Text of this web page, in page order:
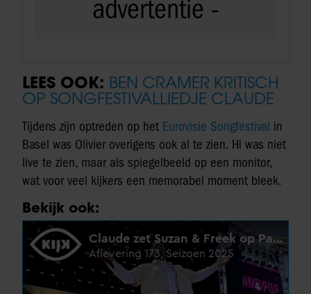
LEES OOK: BEN CRAMER KRITISCH
OP SONGFESTIVALLIEDJE CLAUDE
Tijdens zijn optreden op het Eurovisie Songfestival in
Basel was Olivier overigens ook al te zien. Hi was niet
live te zien, maar als spiegelbeeld op een monitor,
wat voor veel kijkers een memorabel moment bleek.
Bekijk ook: